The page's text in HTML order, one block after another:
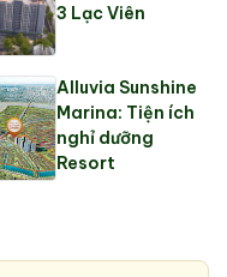
3 Lạc Viên
Alluvia Sunshine
Marina: Tiện ích
nghỉ dưỡng
Resort